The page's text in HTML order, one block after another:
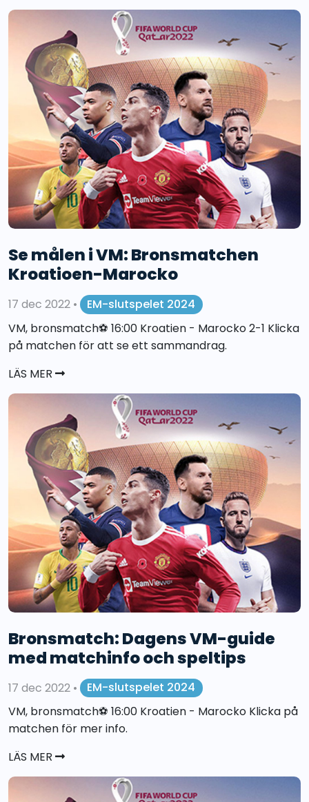
Se målen i VM: Bronsmatchen
Kroatioen-Marocko
17 dec 2022 •
EM-slutspelet 2024
VM, bronsmatch⚽️ 16:00 Kroatien - Marocko 2-1 Klicka
på matchen för att se ett sammandrag.
LÄS MER
Bronsmatch: Dagens VM-guide
med matchinfo och speltips
17 dec 2022 •
EM-slutspelet 2024
VM, bronsmatch⚽️ 16:00 Kroatien - Marocko Klicka på
matchen för mer info.
LÄS MER